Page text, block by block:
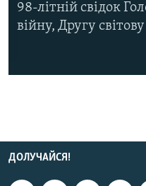
98-літній свідок
війну, Другу
ДОЛУЧАЙСЯ!